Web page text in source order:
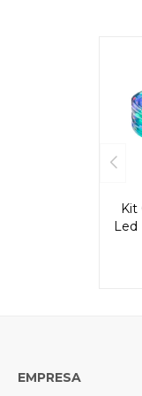
Kit
Led
EMPRESA